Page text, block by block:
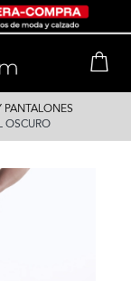
PANTALONES
OSCURO